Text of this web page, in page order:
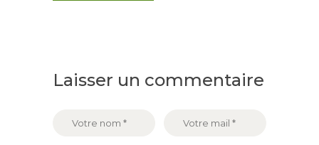
Laisser un commentaire